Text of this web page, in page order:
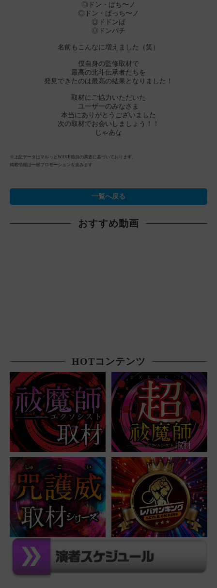
◎ドン・ぱち〜ノ
◎ドン・ぱっち〜ノ
◎ドドンぱ
◎ドンパチ
名前もこんなに増えました（笑）
僕自身の監修取材で
最高の北斗伝承者たちを
発見できたのは最高の結果となりました！
取材にご協力いただいた
ユーザーのみなさま
本当にありがとうございました
次の取材でお会いしましょう！！
じゃあな
※上記データはマルっとWAVE独自の調査に基づいております。
掲載情報は一部プロモーションを含みます
一覧へ戻る
おすすめ動画
HOTコンテンツ